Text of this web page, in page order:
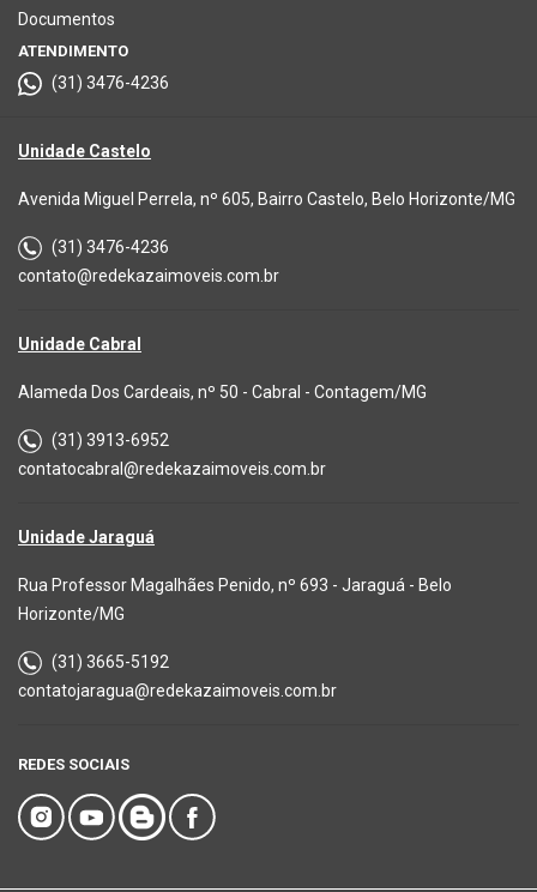
Documentos
ATENDIMENTO
(31) 3476-4236
Unidade Castelo
Avenida Miguel Perrela, nº 605, Bairro Castelo, Belo Horizonte/MG
(31) 3476-4236
contato@redekazaimoveis.com.br
Unidade Cabral
Alameda Dos Cardeais, nº 50 - Cabral - Contagem/MG
(31) 3913-6952
contatocabral@redekazaimoveis.com.br
Unidade Jaraguá
Rua Professor Magalhães Penido, nº 693 - Jaraguá - Belo
Horizonte/MG
(31) 3665-5192
contatojaragua@redekazaimoveis.com.br
REDES SOCIAIS